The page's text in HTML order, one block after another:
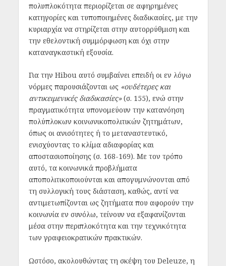
πολυπλοκότητα περιορίζεται σε αφηρημένες
κατηγορίες και τυποποιημένες διαδικασίες, με την
κυριαρχία να στηρίζεται στην αυτορρύθμιση και
την εθελοντική συμμόρφωση και όχι στην
καταναγκαστική εξουσία.
Για την Hibou αυτό συμβαίνει επειδή οι εν λόγω
νόρμες παρουσιάζονται ως «ουδέτερες και
αντικειμενικές διαδικασίες»(σ. 155), ενώ στην
πραγματικότητα υπονομεύουν την κατανόηση
πολύπλοκων κοινωνικοπολιτικών ζητημάτων,
όπως οι ανισότητες ή το μεταναστευτικό,
ενισχύοντας το κλίμα αδιαφορίας και
αποστασιοποίησης (σ. 168-169). Με τον τρόπο
αυτό, τα κοινωνικά προβλήματα
αποπολιτικοποιούνται και απογυμνώνονται από
τη συλλογική τους διάσταση, καθώς, αντί να
αντιμετωπίζονται ως ζητήματα που αφορούν την
κοινωνία εν συνόλω, τείνουν να εξαφανίζονται
μέσα στην περιπλοκότητα και την τεχνικότητα
των γραφειοκρατικών πρακτικών.
Ωστόσο, ακολουθώντας τη σκέψη του Deleuze, η